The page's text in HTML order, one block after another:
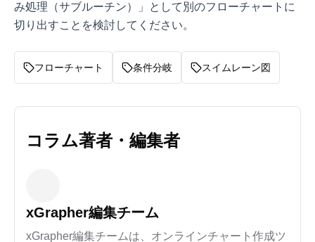
み処理（サブルーチン）」として別のフローチャートに
切り出すことを検討してください。
フローチャート 条件分岐 スイムレーン図
コラム著者・編集者
xGrapher編集チーム
xGrapher編集チームは、オンラインチャート作成ツ